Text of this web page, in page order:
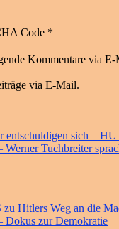
Code *
Kommentare via E-
via E-Mail.
entschuldigen sich –
Werner Tuchbreiter
Hitlers Weg an die
Dokus zur Demokratie